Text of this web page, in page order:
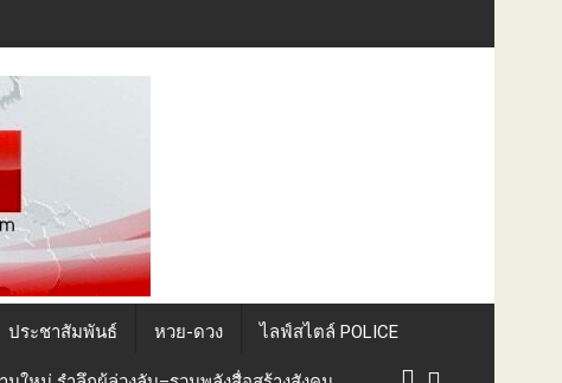
กอบพิธีทางศาสนา
ประชาสัมพันธ์ หวย-ดวง ไลฟ์สไตล์ POLICE